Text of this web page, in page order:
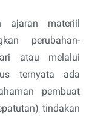
ajaran materiil
perubahan-
atau melalui
ternyata ada
pembuat
tindakan